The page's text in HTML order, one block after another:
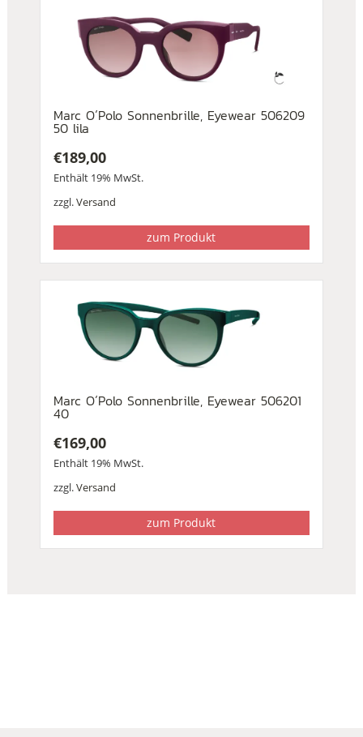
Marc O´Polo Sonnenbrille, Eyewear 506209
50 lila
€189,00
Enthält 19% MwSt.
zzgl.Versand
zum Produkt
Marc O´Polo Sonnenbrille, Eyewear 506201
40
€169,00
Enthält 19% MwSt.
zzgl.Versand
zum Produkt